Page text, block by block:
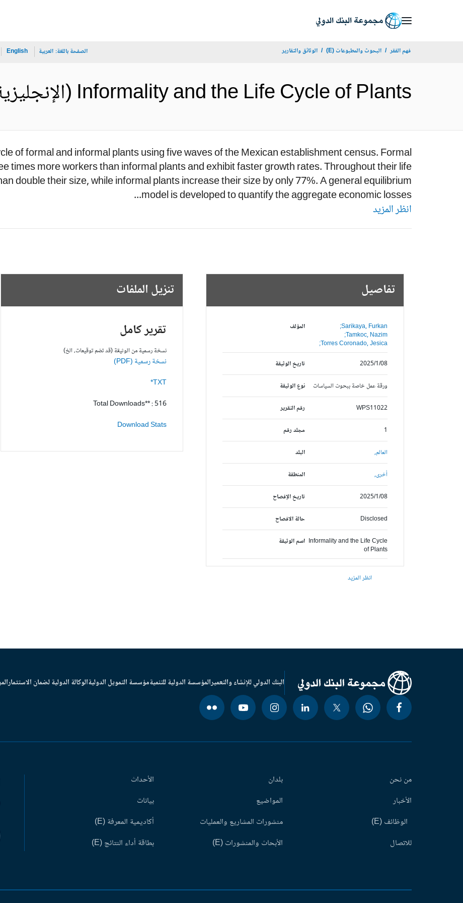
فهم الفقر البحوث والمطبوعات (E) الوثائق والتقارير الصفحة باللغة: العربية English
Informality and the Life Cycle of Plants (الإنجليزية)
of formal and informal plants using five waves of the Mexican establishment census. Formal
times more workers than informal plants and exhibit faster growth rates. Throughout their life
double their size, while informal plants increase their size by only 77%. A general equilibrium
model is developed to quantify the aggregate economic losses...
انظر المزيد
تفاصيل
المؤلف
Sarikaya, Furkan;
Tamkoc, Nazim;
Torres Coronado, Jesica;
تاريخ الوثيقة
2025/1/08
نوع الوثيقة ورقة عمل خاصة ببحوث السياسات
رقم التقرير WPS11022
مجلد رقم 1
البلد العالم,
المنطقة أخرى,
تاريخ الإفصاح 2025/1/08
حالة الافصاح Disclosed
اسم الوثيقة Informality and the Life Cycle
of Plants
انظر المزيد
تنزيل الملفات
تقرير كامل
نسخة رسمية من الوثيقة (قد تضم توقيعات، الخ)
نسخة رسمية (PDF)
TXT*
Total Downloads** : 516
Download Stats
البنك الدولي للإنشاء والتعميرالمؤسسة الدولية للتنميةمؤسسة التمويل الدوليةالوكالة الدولية لضمان الاستثمار
من نحن
الأخبار
الوظائف (E)
للاتصال
بلدان
المواضيع
منشورات المشاريع والعمليات
الأبحاث والمنشورات (E)
الأحداث
بيانات
أكاديمية المعرفة (E)
بطاقة أداء النتائج (E)